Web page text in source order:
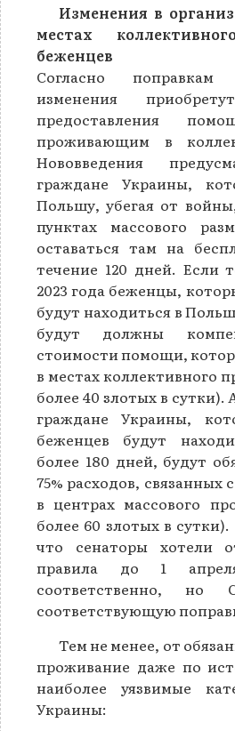
Изменения в
местах
беженцев
Согласно
изменения
предоставления
проживающим в
Нововведения
граждане Украины,
Польшу, убегая от
пунктах массового
оставаться там на
течение 120 дней. Если
2023 года беженцы,
будут находиться в
будут должны
стоимости помощи,
в местах коллективного
более 40 злотых в сутки).
граждане Украины,
беженцев будут
более 180 дней, будут
75% расходов, связанных
в центрах массового
более 60 злотых в
что сенаторы хотели
правила до 1
соответственно, но
соответствующую
Тем не менее, от
проживание даже по
наиболее уязвимые
Украины: